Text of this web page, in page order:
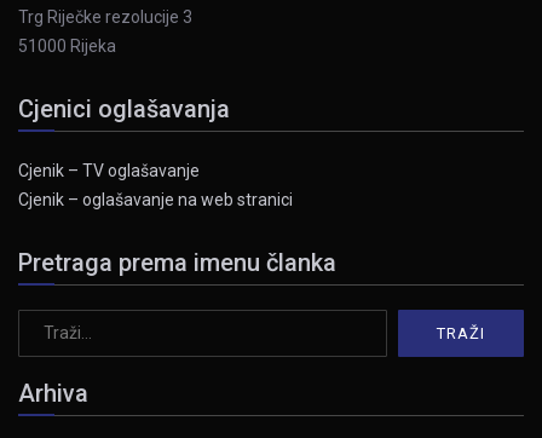
Trg Riječke rezolucije 3
51000 Rijeka
Cjenici oglašavanja
Cjenik – TV oglašavanje
Cjenik – oglašavanje na web stranici
Pretraga prema imenu članka
Arhiva